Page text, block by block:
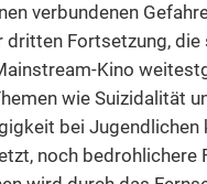
verbundenen
dritten Fortsetzung, die
Kino
wie Suizidalität
bei Jugendlichen
noch bedrohlichere